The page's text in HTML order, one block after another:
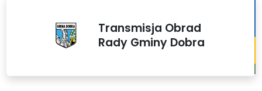
Transmisja Obrad
Rady Gminy Dobra